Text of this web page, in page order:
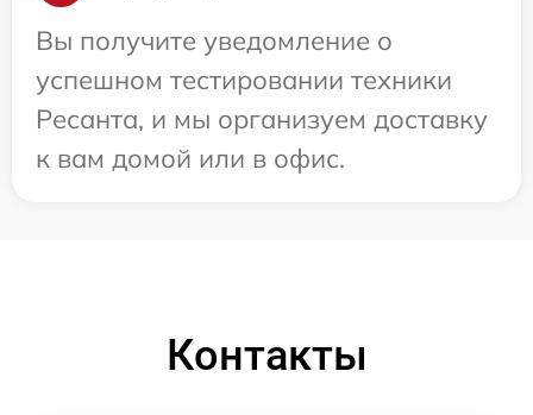
Вы получите уведомление о
успешном тестировании техники
Ресанта, и мы организуем доставку
к вам домой или в офис.
Контакты